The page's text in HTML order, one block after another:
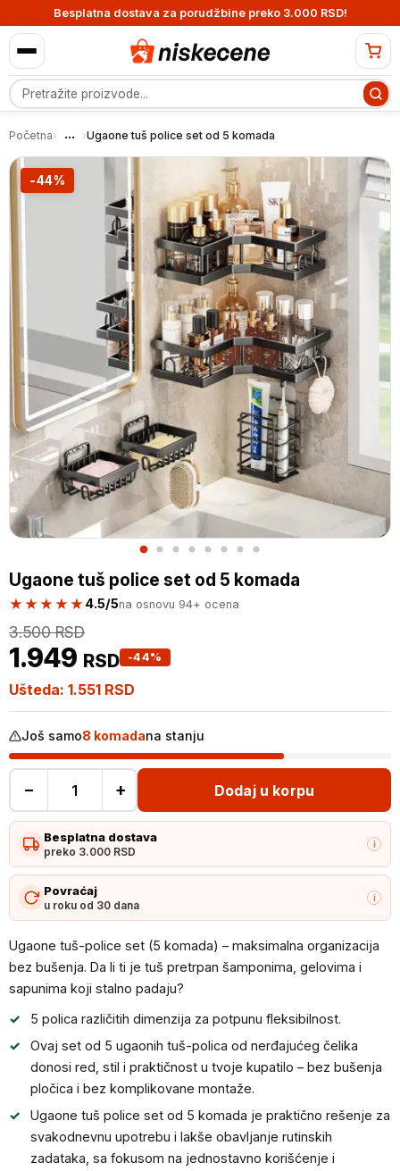
Besplatna dostava za porudžbine preko 3.000 RSD!
Pretraga proizvoda
Početna› ... ›Ugaone tuš police set od 5 komada
-44%
Ugaone tuš police set od 5 komada
★★★★★ 4.5/5na osnovu 94+ ocena
-44%
1.949 RSD
3.500RSD
Ušteda: 1.551 RSD
Još samo8 komadana stanju
tuš
police
set
od
količina
− + Dodaj u korpu
Besplatna dostava
preko 3.000 RSD
i
Povraćaj
u roku od 30 dana
i
Ugaone tuš-police set (5 komada) – maksimalna organizacija
bez bušenja. Da li ti je tuš pretrpan šamponima, gelovima i
sapunima koji stalno padaju?
5 polica različitih dimenzija za potpunu fleksibilnost.
Ovaj set od 5 ugaonih tuš-polica od nerđajućeg čelika
donosi red, stil i praktičnost u tvoje kupatilo – bez bušenja
pločica i bez komplikovane montaže.
Ugaone tuš police set od 5 komada je praktično rešenje za
svakodnevnu upotrebu i lakše obavljanje rutinskih
zadataka, sa fokusom na jednostavno korišćenje i